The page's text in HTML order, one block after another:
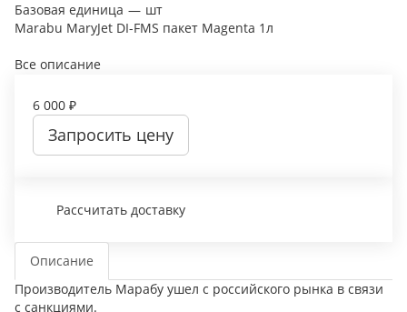
Базовая единица — шт
Marabu MaryJet DI-FMS пакет Magenta 1л
Все описание
6 000 ₽
Запросить цену
Рассчитать доставку
Описание
Производитель Марабу ушел с российского рынка в связи
с санкциями.